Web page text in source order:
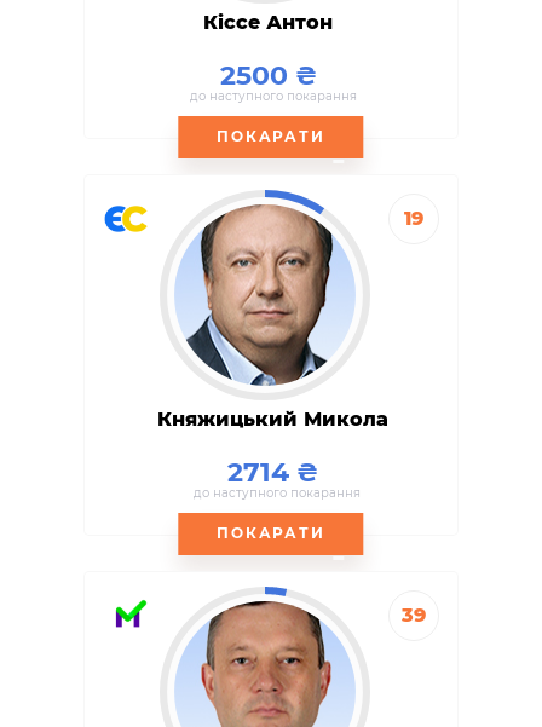
Кіссе Антон
2500
до наступного покарання
ПОКАРАТИ
19
Княжицький Микола
2714
до наступного покарання
ПОКАРАТИ
39